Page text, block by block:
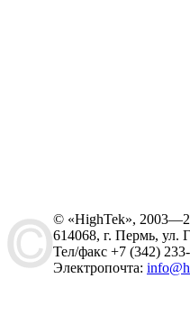
© «HighTek»,
614068, г. Пермь, ул.
Тел/факс +7 (342)
Электропочта: